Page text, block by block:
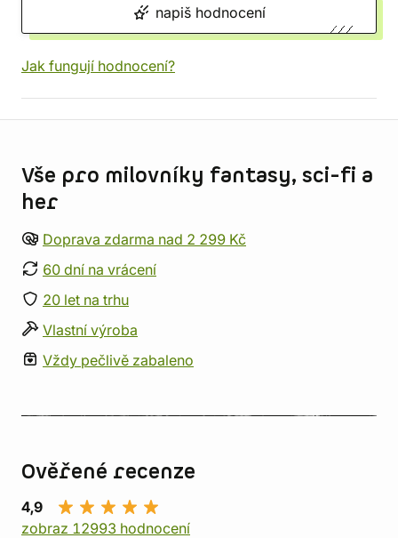
napiš hodnocení
Jak fungují hodnocení?
Vše pro milovníky fantasy, sci-fi a
her
Doprava zdarma nad 2 299 Kč
60 dní na vrácení
20 let na trhu
Vlastní výroba
Vždy pečlivě zabaleno
Ověřené recenze
4,9
zobraz 12993 hodnocení